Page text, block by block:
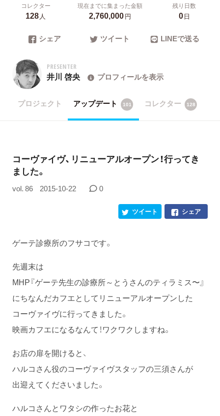
コレクター
128人
現在までに集まった金額
2,760,000円
残り日数
0日
シェア ツイート LINEで送る
PRESENTER
井川 啓央 プロフィールを表示
プロジェクト アップデート 101 コレクター 128
コーヴァイヴ、リニューアルオープン！行ってき
ました。
vol. 86 2015-10-22 0
シェア
ツイート
ゲーテ診療所のフサコです。
先週末は
MHP『ゲーテ先生の診療所～とうさんのティラミス〜』
にちなんだカフエとしてリニューアルオープンした
コーヴァイヴに行ってきました。
映画カフエになるなんて！ワクワクしますね。
お店の扉を開けると、
ハルコさん役のコーヴァイヴスタッフの三須さんが
出迎えてくださいました。
ハルコさんとワタシの作ったお花と